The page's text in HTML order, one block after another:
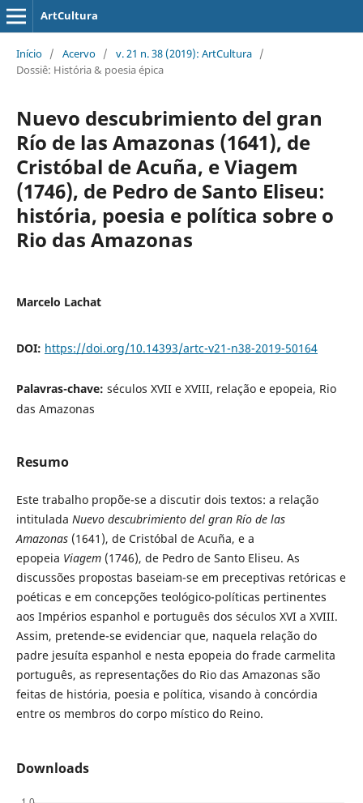
ArtCultura
Início / Acervo / v. 21 n. 38 (2019): ArtCultura /
Dossiê: História & poesia épica
Nuevo descubrimiento del gran
Río de las Amazonas (1641), de
Cristóbal de Acuña, e Viagem
(1746), de Pedro de Santo Eliseu:
história, poesia e política sobre o
Rio das Amazonas
Marcelo Lachat
DOI: https://doi.org/10.14393/artc-v21-n38-2019-50164
Palavras-chave: séculos XVII e XVIII, relação e epopeia, Rio
das Amazonas
Resumo
Este trabalho propõe-se a discutir dois textos: a relação
intitulada Nuevo descubrimiento del gran Río de las
Amazonas(1641), de Cristóbal de Acuña, e a
epopeia Viagem(1746), de Pedro de Santo Eliseu. As
discussões propostas baseiam-se em preceptivas retóricas e
poéticas e em concepções teológico-políticas pertinentes
aos Impérios espanhol e português dos séculos XVI a XVIII.
Assim, pretende-se evidenciar que, naquela relação do
padre jesuíta espanhol e nesta epopeia do frade carmelita
português, as representações do Rio das Amazonas são
feitas de história, poesia e política, visando à concórdia
entre os membros do corpo místico do Reino.
Downloads